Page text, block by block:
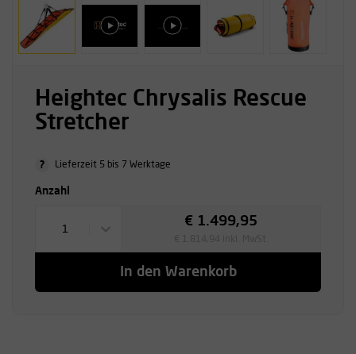
Heightec Chrysalis Rescue
Stretcher
? Lieferzeit 5 bis 7 Werktage
Anzahl
1
€ 1.499,95
In den Warenkorb